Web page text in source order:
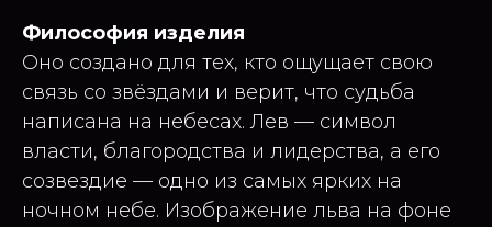
Философия изделия
Оно создано для тех, кто ощущает свою
связь со звёздами и верит, что судьба
написана на небесах. Лев — символ
власти, благородства и лидерства, а его
созвездие — одно из самых ярких на
ночном небе. Изображение льва на фоне